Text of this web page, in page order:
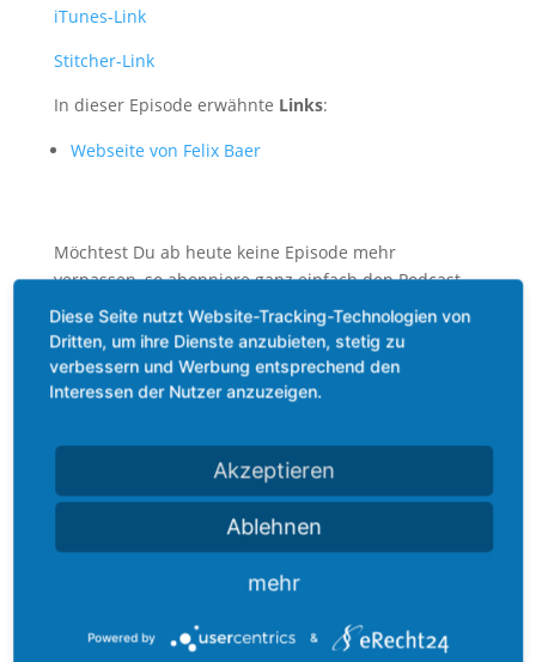
iTunes-Link
Stitcher-Link
In dieser Episode erwähnte Links:
Webseite von Felix Baer
Möchtest Du ab heute keine Episode mehr
verpassen, so abonniere ganz einfach den Podcast
auf iTunes . Somit erhältst Duautomatisch und
kostenlosjede neue Folge auf Dein iPhone, iPad,
iPod oder Computer.
Unterstützung!
Falls Dir der Podcast gefallen hat, bitte ich Dich
herzlich darum Dir einige Minuten Zeit zu nehmen
gute Bewertung beiiTunes
zur Episode.
Ich danke Dir dafür vielmals, denn so komme ich
Diese Seite nutzt Website-Tracking-Technologien von
Dritten, um ihre Dienste anzubieten, stetig zu
verbessern und Werbung entsprechend den
Interessen der Nutzer anzuzeigen.
Akzeptieren
Ablehnen
mehr
Powered by &